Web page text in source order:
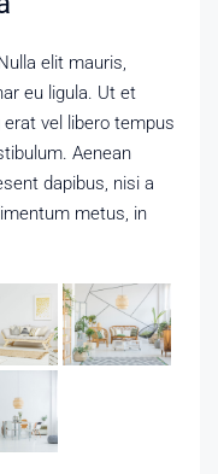
elit mauris,
eu ligula. Ut et
vel libero tempus
Aenean
dapibus, nisi a
metus, in